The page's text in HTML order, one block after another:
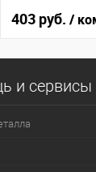
403 руб. /
и сервисы